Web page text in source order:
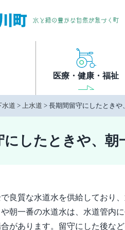
医療・健康・福祉
水道 > 上水道 > 長期間留守にしたとき
にしたときや、朝
良質な水道水を供給しており
や朝一番の水道水は、水道管内
があります。留守にした後な